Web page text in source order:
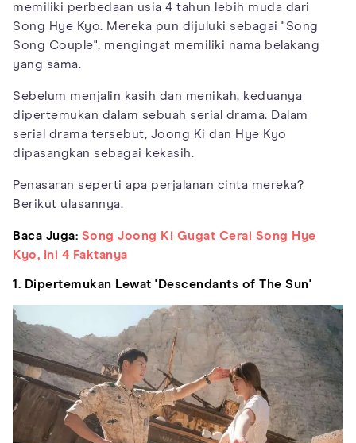
memiliki perbedaan usia 4 tahun lebih muda dari
Song Hye Kyo. Mereka pun dijuluki sebagai "Song
Song Couple", mengingat memiliki nama belakang
yang sama.
Sebelum menjalin kasih dan menikah, keduanya
dipertemukan dalam sebuah serial drama. Dalam
serial drama tersebut, Joong Ki dan Hye Kyo
dipasangkan sebagai kekasih.
Penasaran seperti apa perjalanan cinta mereka?
Berikut ulasannya.
Baca Juga: Song Joong Ki Gugat Cerai Song Hye
Kyo, Ini 4 Faktanya
1. Dipertemukan Lewat 'Descendants of The Sun'